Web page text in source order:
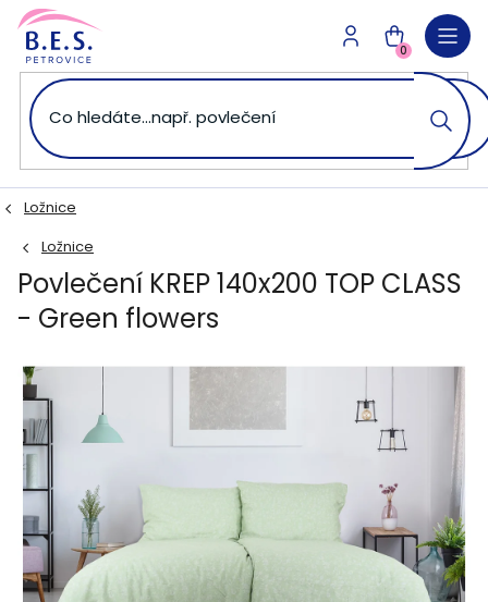
Přejít
obsah
NÁKUPNÍ
KOŠÍK
0
Ložnice
Ložnice
Povlečení KREP 140x200 TOP CLASS
- Green flowers